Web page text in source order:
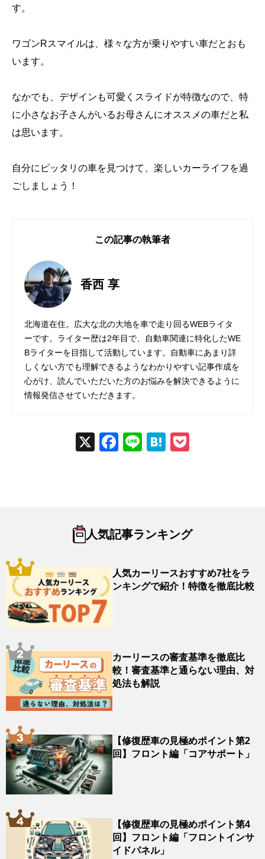
す。
ワゴンRスマイルは、様々な方が乗りやすい車だとおも
います。
なかでも、デザインも可愛くスライドが特徴なので、特
に小さなお子さんがいるお母さんにオススメの車だと私
は思います。
自分にピッタリの車を見つけて、楽しいカーライフを過
ごしましょう！
この記事の執筆者
香西 享
北海道在住。広大な北の大地を車で走り回るWEBライタ
ーです。ライター歴は2年目で、自動車関連に特化したWE
Bライターを目指して活動しています。自動車にあまり詳
しくない方でも理解できるようなわかりやすい記事作成を
心がけ、読んでいただいた方のお悩みを解決できるように
情報発信させていただきます。
X
Fac
Line
Hat
人気記事ランキング
人気カーリースおすすめ7社をラ
ンキングで紹介！特徴を徹底比較
カーリースの審査基準を徹底比
較！審査基準と通らない理由、対
処法も解説
【修復歴車の見極めポイント第2
回】フロント編「コアサポート」
【修復歴車の見極めポイント第4
回】フロント編「フロントインサ
イドパネル」